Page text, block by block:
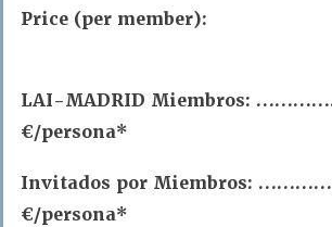
Price (per member):
LAI-MADRID Miembros:
€/persona*
Invitados por Miembros:
€/persona*